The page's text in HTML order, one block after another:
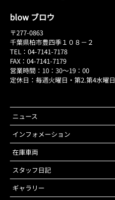
blow ブロウ
〒277-0863
千葉県柏市豊四季１０８－２
TEL：04-7141-7178
FAX：04-7141-7179
営業時間：10：30～19：00
定休日：毎週火曜日・第2.第4水曜日
ニュース
インフォメーション
在庫車両
スタッフ日記
ギャラリー